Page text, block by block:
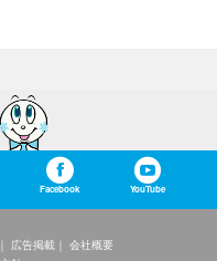
Facebook YouTube
広告掲載
会社概要